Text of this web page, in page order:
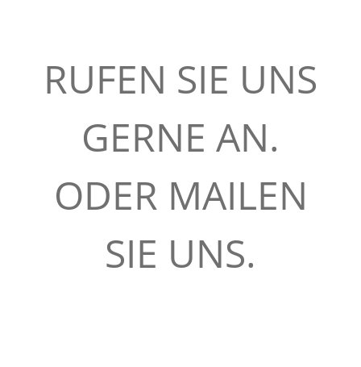
RUFEN SIE UNS
GERNE AN.
ODER MAILEN
SIE UNS.